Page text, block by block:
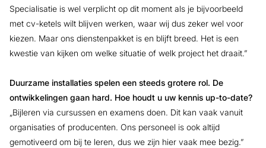
Specialisatie is wel verplicht op dit moment als je bijvoorbeeld
met cv-ketels wilt blijven werken, waar wij dus zeker wel voor
kiezen. Maar ons dienstenpakket is en blijft breed. Het is een
kwestie van kijken om welke situatie of welk project het draait.”
Duurzame installaties spelen een steeds grotere rol. De
ontwikkelingen gaan hard. Hoe houdt u uw kennis up-to-date?
„Bijleren via cursussen en examens doen. Dit kan vaak vanuit
organisaties of producenten. Ons personeel is ook altijd
gemotiveerd om bij te leren, dus we zijn hier vaak mee bezig.”